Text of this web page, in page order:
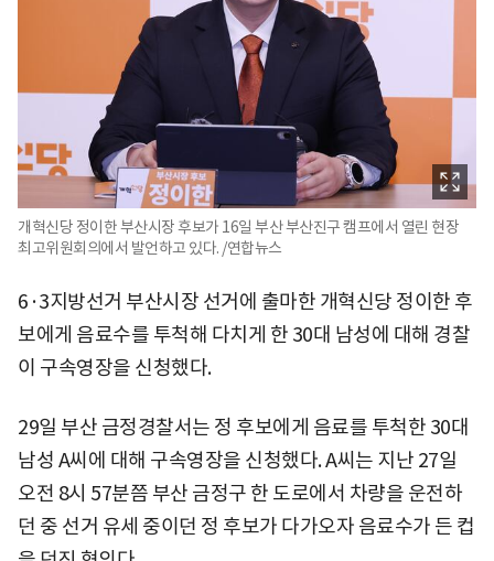
개혁신당 정이한 부산시장 후보가 16일 부산 부산진구 캠프에서 열린 현장
최고위원회의에서 발언하고 있다. /연합뉴스
6·3지방선거 부산시장 선거에 출마한 개혁신당 정이한 후
보에게 음료수를 투척해 다치게 한 30대 남성에 대해 경찰
이 구속영장을 신청했다.
29일 부산 금정경찰서는 정 후보에게 음료를 투척한 30대
남성 A씨에 대해 구속영장을 신청했다. A씨는 지난 27일
오전 8시 57분쯤 부산 금정구 한 도로에서 차량을 운전하
던 중 선거 유세 중이던 정 후보가 다가오자 음료수가 든 컵